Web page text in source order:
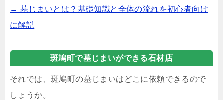
→ 墓じまいとは？基礎知識と全体の流れを初心者向け
に解説
斑鳩町で墓じまいができる石材店
それでは、斑鳩町の墓じまいはどこに依頼できるので
しょうか。